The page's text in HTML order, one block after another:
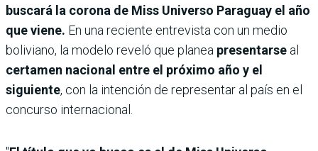
buscará la corona de Miss Universo Paraguay el año
que viene. En una reciente entrevista con un medio
boliviano, la modelo reveló que planea presentarse al
certamen nacional entre el próximo año y el
siguiente, con la intención de representar al país en el
concurso internacional.